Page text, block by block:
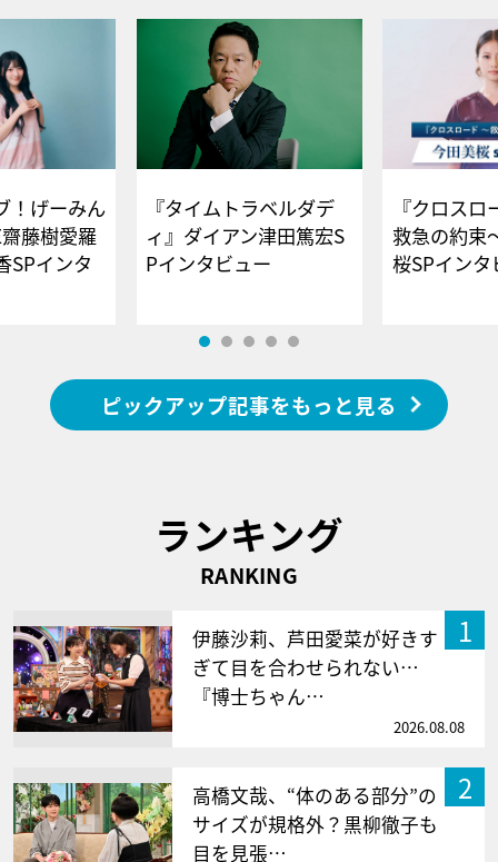
！げーみん
藤樹愛羅
SPインタ
『タイムトラベルダデ
ィ』ダイアン津田篤宏S
Pインタビュー
『クロス
救急の約束
桜SPイ
ピックアップ記事をもっと見る
ランキング
RANKING
1
伊藤沙莉、芦田愛菜が好きす
ぎて目を合わせられない…
『博士ちゃん…
2026.08.08
2
高橋文哉、“体のある部分”の
サイズが規格外？黒柳徹子も
目を見張…